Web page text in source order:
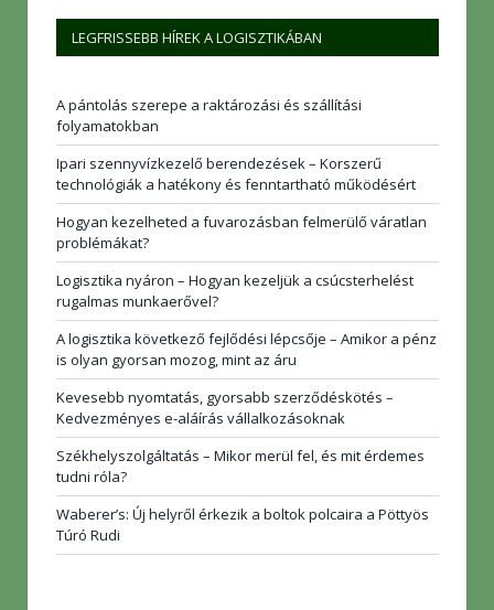
LEGFRISSEBB HÍREK A LOGISZTIKÁBAN
A pántolás szerepe a raktározási és szállítási
folyamatokban
Ipari szennyvízkezelő berendezések – Korszerű
technológiák a hatékony és fenntartható működésért
Hogyan kezelheted a fuvarozásban felmerülő váratlan
problémákat?
Logisztika nyáron – Hogyan kezeljük a csúcsterhelést
rugalmas munkaerővel?
A logisztika következő fejlődési lépcsője – Amikor a pénz
is olyan gyorsan mozog, mint az áru
Kevesebb nyomtatás, gyorsabb szerződéskötés –
Kedvezményes e-aláírás vállalkozásoknak
Székhelyszolgáltatás – Mikor merül fel, és mit érdemes
tudni róla?
Waberer’s: Új helyről érkezik a boltok polcaira a Pöttyös
Túró Rudi